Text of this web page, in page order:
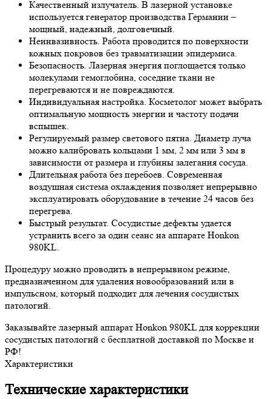
Качественный излучатель. В лазерной установке
используется генератор производства Германии –
мощный, надежный, долговечный.
Неинвазивность. Работа проводится по поверхности
кожных покровов без травматизации эпидермиса.
Безопасность. Лазерная энергия поглощается только
молекулами гемоглобина, соседние ткани не
перегреваются и не повреждаются.
Индивидуальная настройка. Косметолог может выбрать
оптимальную мощность энергии и частоту подачи
вспышек.
Регулируемый размер светового пятна. Диаметр луча
можно калибровать кольцами 1 мм, 2 мм или 3 мм в
зависимости от размера и глубины залегания сосуда.
Длительная работа без перебоев. Современная
воздушная система охлаждения позволяет непрерывно
эксплуатировать оборудование в течение 24 часов без
перегрева.
Быстрый результат. Сосудистые дефекты удается
устранить всего за один сеанс на аппарате Honkon
980KL.
Процедуру можно проводить в непрерывном режиме,
предназначенном для удаления новообразований или в
импульсном, который подходит для лечения сосудистых
патологий.
Заказывайте лазерный аппарат Honkon 980KL для коррекции
сосудистых патологий с бесплатной доставкой по Москве и
РФ!
Характеристики
Технические характеристики